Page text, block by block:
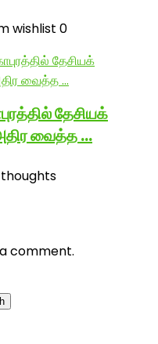
wishlist 0
தேசியக்
அதிர வைத்த …
comment.